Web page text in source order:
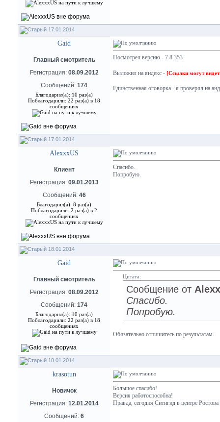
17.01.2014
Gaid
Главный смотритель
Регистрация: 08.09.2012
Сообщений: 174
Благодарил(а): 10 раз(а)
Поблагодарили: 22 раз(а) в 18
сообщениях
Посмотрел версию - 7.8.353
Выложил на яндекс - [Ссылки могут
Единственная оговорка - я проверял на
17.01.2014
AlexxxUS
Клиент
Регистрация: 09.01.2013
Сообщений: 46
Благодарил(а): 8 раз(а)
Поблагодарили: 2 раз(а) в 2
сообщениях
Спасибо.
Попробую.
18.01.2014
Gaid
Главный смотритель
Регистрация: 08.09.2012
Сообщений: 174
Благодарил(а): 10 раз(а)
Поблагодарили: 22 раз(а) в 18
сообщениях
Цитата:
Сообщение от
Спасибо.
Попробую.
Обязательно отпишитесь по результатам.
18.01.2014
krasotun
Новичок
Регистрация: 12.01.2014
Сообщений: 6
Большое спасибо!
Версия работоспособна!
Правда, сегодня Ситигид в центре